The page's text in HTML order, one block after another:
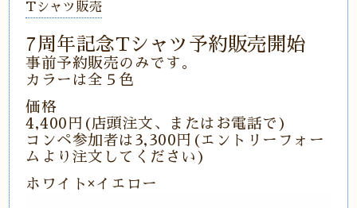
Tシャツ販売
7周年記念Tシャツ予約販売開始
事前予約販売のみです。
カラーは全５色
価格
4,400円(店頭注文、またはお電話で)
コンペ参加者は3,300円(エントリーフォー
ムより注文してください)
ホワイト×イエロー